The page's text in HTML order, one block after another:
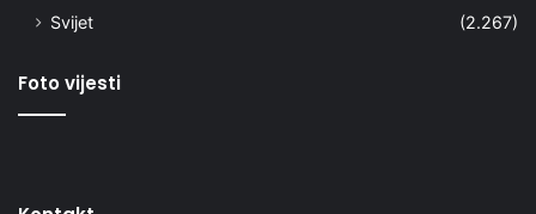
Svijet
(2.267)
Foto vijesti